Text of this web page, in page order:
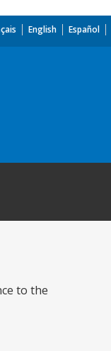
English Español
to the